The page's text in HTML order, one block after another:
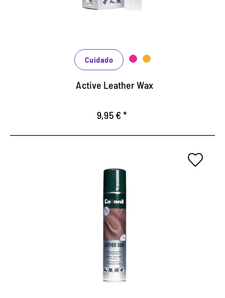
Para cuero grueso, engrasado y encerado.
Cuidado
Active Leather Wax
9,95 € *
Jabon de limpieza economico.
Limpia a fondo, tiene un efecto hidratante.
Mantiene y protege particularmente suave.
Espuma suave, adecuada para cuero liso,